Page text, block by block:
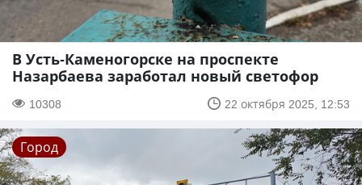
В Усть-Каменогорске на проспекте
Назарбаева заработал новый светофор
10308 22 октября 2025, 12:53
Город